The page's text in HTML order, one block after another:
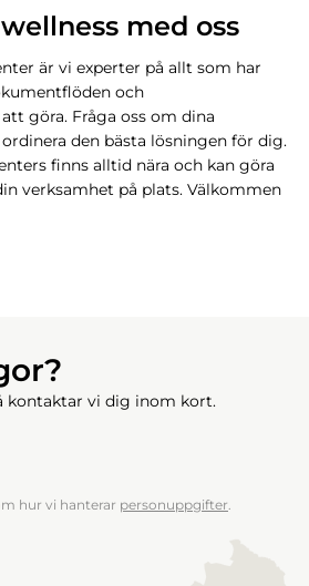
med oss
är vi experter på allt som har
och
göra. Fråga oss om dina
den bästa lösningen för dig.
finns alltid nära och kan göra
verksamhet på plats. Välkommen
kontaktar vi dig inom kort.
hur vi hanterar personuppgifter.